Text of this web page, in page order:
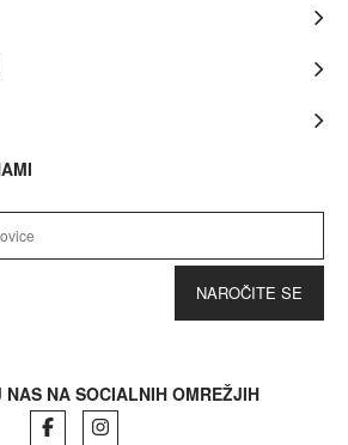
NAROČITE SE
NA SOCIALNIH OMREŽJIH
Facebook